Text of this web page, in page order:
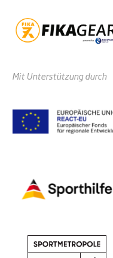
Mit Unterstützung durch